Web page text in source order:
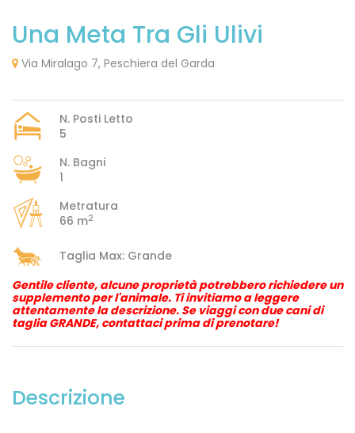
Una Meta Tra Gli Ulivi
Via Miralago 7, Peschiera del Garda
N. Posti Letto
5
N. Bagni
1
Metratura
66 m2
Taglia Max: Grande
Gentile cliente, alcune proprietà potrebbero richiedere un
supplemento per l'animale. Ti invitiamo a leggere
attentamente la descrizione. Se viaggi con due cani di
taglia GRANDE, contattaci prima di prenotare!
Descrizione